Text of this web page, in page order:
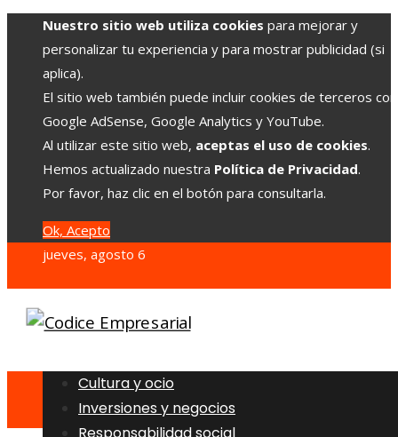
Nuestro sitio web utiliza cookies para mejorar y
personalizar tu experiencia y para mostrar publicidad (si
aplica).
El sitio web también puede incluir cookies de terceros
Google AdSense, Google Analytics y YouTube.
Al utilizar este sitio web, aceptas el uso de cookies.
Hemos actualizado nuestra Política de Privacidad.
Por favor, haz clic en el botón para consultarla.
Ok, Acepto
jueves, agosto 6
Cultura y ocio
Inversiones y negocios